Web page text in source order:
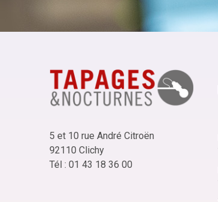
5 et 10 rue André Citroën
92110 Clichy
Tél : 01 43 18 36 00